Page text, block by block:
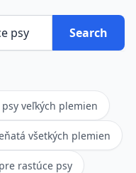
Search
veľkých plemien
všetkých plemien
rastúce psy